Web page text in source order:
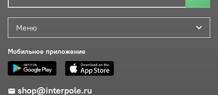
Меню
Мобильное приложение
shop@interpole.ru